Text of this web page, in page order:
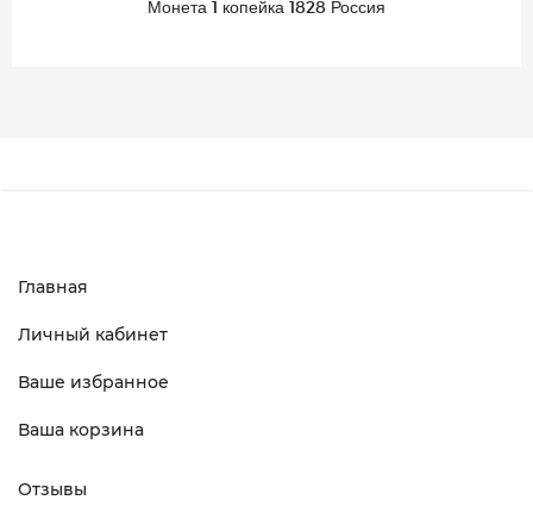
Монета 1 копейка 1828 Россия
Главная
Личный кабинет
Ваше избранное
Ваша корзина
Отзывы